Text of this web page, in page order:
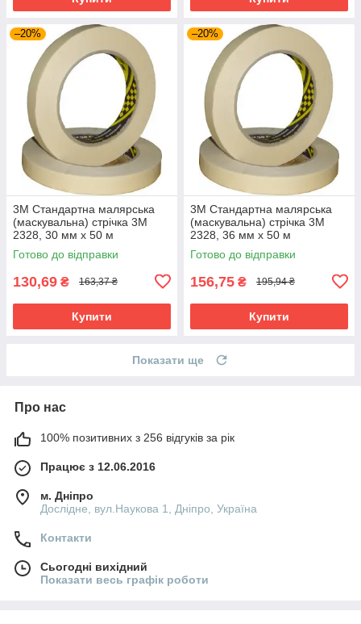
–20%
3M Стандартна малярська
(маскувальна) стрічка 3M
2328, 30 мм x 50 м
Готово до відправки
130,69 ₴ 163,37 ₴
Купити
–20%
3M Стандартна малярська
(маскувальна) стрічка 3M
2328, 36 мм x 50 м
Готово до відправки
156,75 ₴ 195,94 ₴
Купити
Показати ще
Про нас
100% позитивних з 256 відгуків за рік
Працює з 12.06.2016
м. Дніпро
Дослідне, вул.Наукова 1, Дніпро, Україна
Контакти
Сьогодні вихідний
Показати весь графік роботи